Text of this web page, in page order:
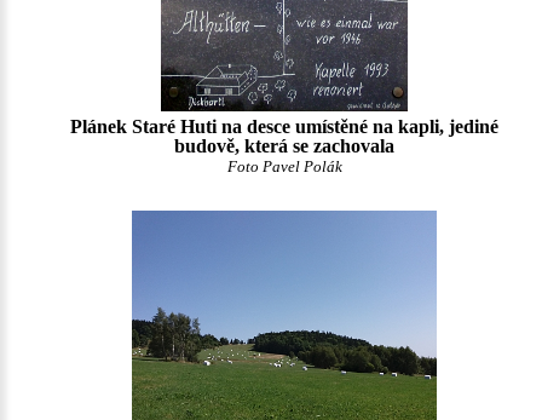
Plánek Staré Huti na desce umístěné na kapli, jediné
budově, která se zachovala
Foto Pavel Polák